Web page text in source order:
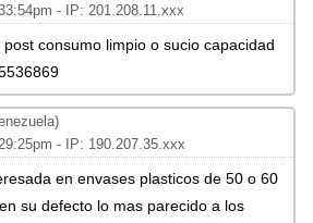
- IP: 201.208.11.xxx
consumo limpio o sucio capacidad
- IP: 190.207.35.xxx
en envases plasticos de 50 o 60
su defecto lo mas parecido a los